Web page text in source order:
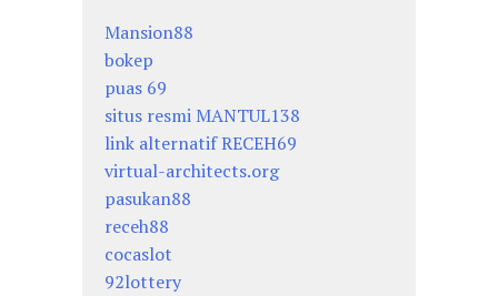
Mansion88
bokep
puas 69
situs resmi MANTUL138
link alternatif RECEH69
virtual-architects.org
pasukan88
receh88
cocaslot
92lottery